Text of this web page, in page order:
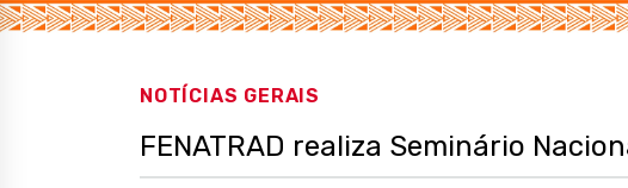
NOTÍCIAS GERAIS
FENATRAD realiza Seminário